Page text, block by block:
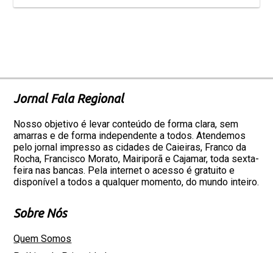
Jornal Fala Regional
Nosso objetivo é levar conteúdo de forma clara, sem
amarras e de forma independente a todos. Atendemos
pelo jornal impresso as cidades de Caieiras, Franco da
Rocha, Francisco Morato, Mairiporã e Cajamar, toda sexta-
feira nas bancas. Pela internet o acesso é gratuito e
disponível a todos a qualquer momento, do mundo inteiro.
Sobre Nós
Quem Somos